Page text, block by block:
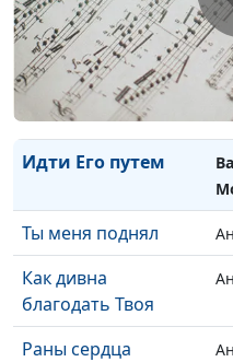
Дари любовь
На коленях лишь
Идти Его путем
Ты меня поднял
Как дивна
благодать Твоя
Раны сердца